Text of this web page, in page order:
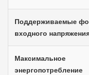
Поддерживаемые
входного
Максимальное
энергопотребление